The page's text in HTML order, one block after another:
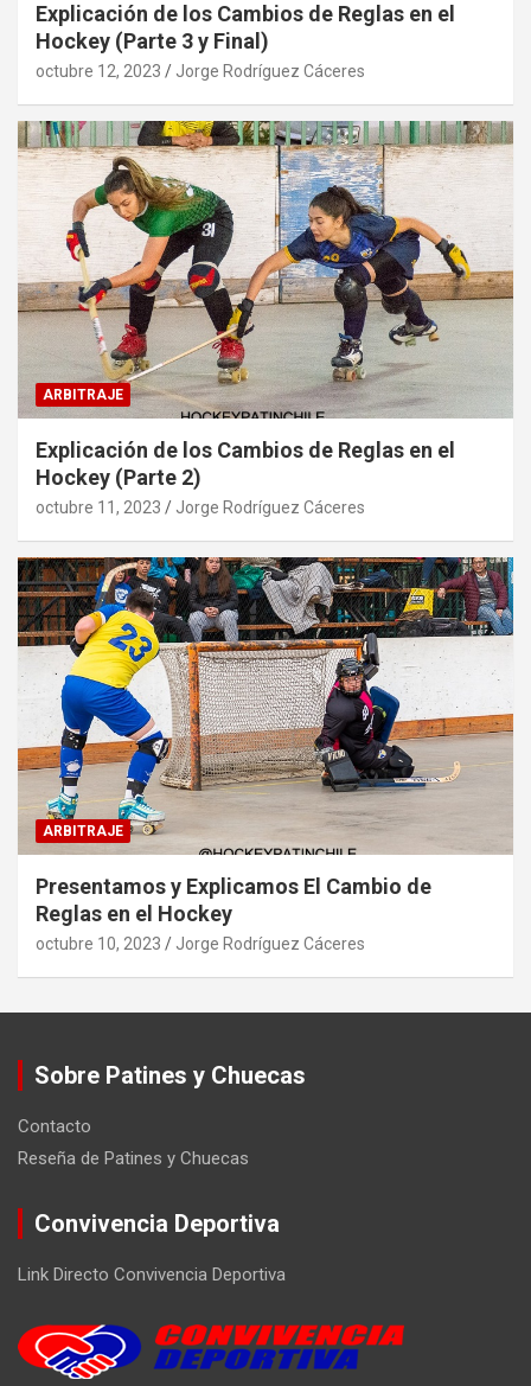
Explicación de los Cambios de Reglas en el
Hockey (Parte 3 y Final)
octubre 12, 2023 Jorge Rodríguez Cáceres
ARBITRAJE
Explicación de los Cambios de Reglas en el
Hockey (Parte 2)
octubre 11, 2023 Jorge Rodríguez Cáceres
ARBITRAJE
Presentamos y Explicamos El Cambio de
Reglas en el Hockey
octubre 10, 2023 Jorge Rodríguez Cáceres
Sobre Patines y Chuecas
Contacto
Reseña de Patines y Chuecas
Convivencia Deportiva
Link Directo Convivencia Deportiva